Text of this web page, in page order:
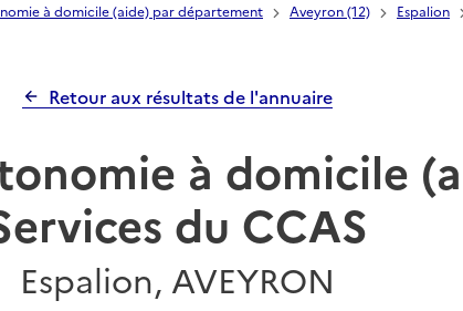
à domicile (aide) par département Aveyron (12) Espalion
Retour aux résultats de l'annuaire
à domicile
du CCAS
Espalion, AVEYRON